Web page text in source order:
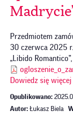
Przedmiotem
30 czerwca 2025
„Libido
Dowiedz się więcej
Opublikowano:
Autor: Łukasz Biela